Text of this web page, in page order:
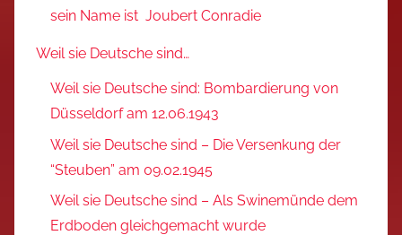
sein Name ist Joubert Conradie
Weil sie Deutsche sind…
Weil sie Deutsche sind: Bombardierung von
Düsseldorf am 12.06.1943
Weil sie Deutsche sind – Die Versenkung der
“Steuben” am 09.02.1945
Weil sie Deutsche sind – Als Swinemünde dem
Erdboden gleichgemacht wurde